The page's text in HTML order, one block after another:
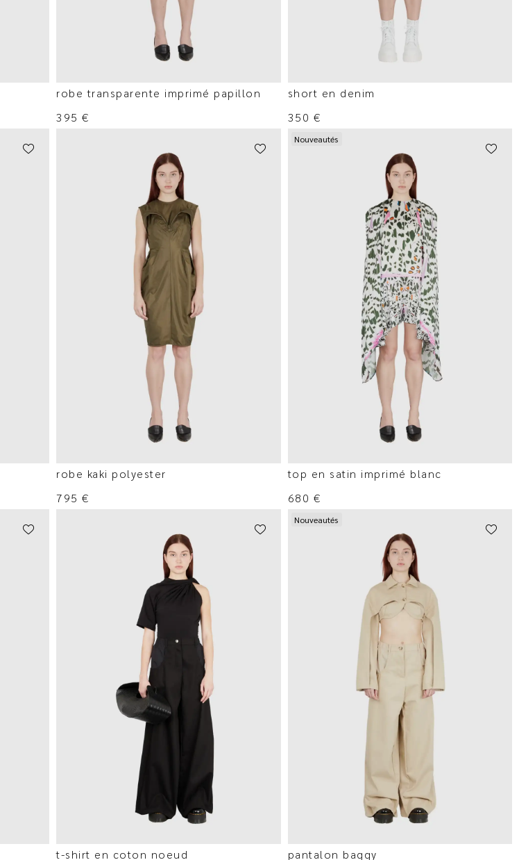
robe transparente imprimé papillon
395 €
short en denim
350 €
robe kaki polyester
795 €
Nouveautés
top en satin imprimé blanc
680 €
t-shirt en coton noeud
Nouveautés
pantalon baggy